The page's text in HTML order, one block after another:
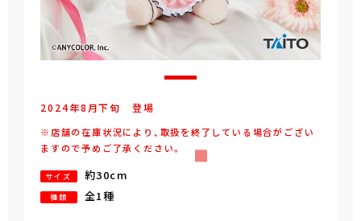
2024年8 月下旬 登場
※店舗の在庫状況により、取扱を終了している場合がござい
ますので予めご了承ください。
サイズ 約30cm
種類 全1種